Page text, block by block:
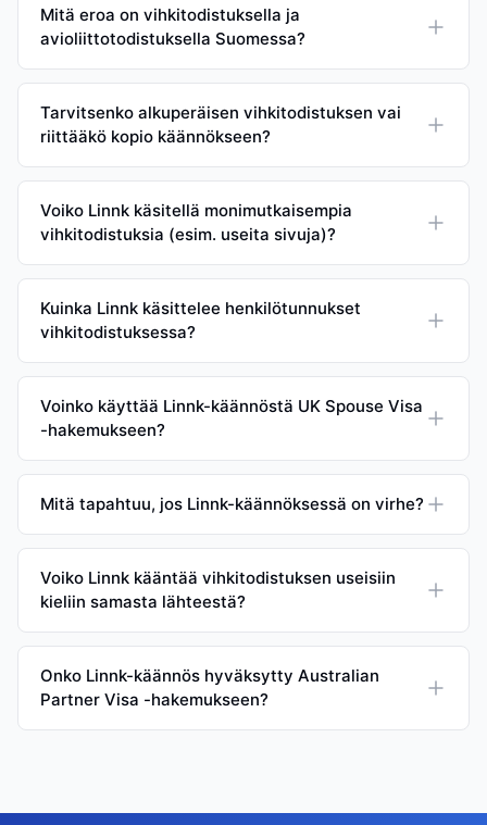
Mitä eroa on vihkitodistuksella ja
avioliittotodistuksella Suomessa?
Tarvitsenko alkuperäisen vihkitodistuksen vai
riittääkö kopio käännökseen?
Voiko Linnk käsitellä monimutkaisempia
vihkitodistuksia (esim. useita sivuja)?
Kuinka Linnk käsittelee henkilötunnukset
vihkitodistuksessa?
Voinko käyttää Linnk-käännöstä UK Spouse Visa
-hakemukseen?
Mitä tapahtuu, jos Linnk-käännöksessä on virhe?
Voiko Linnk kääntää vihkitodistuksen useisiin
kieliin samasta lähteestä?
Onko Linnk-käännös hyväksytty Australian
Partner Visa -hakemukseen?